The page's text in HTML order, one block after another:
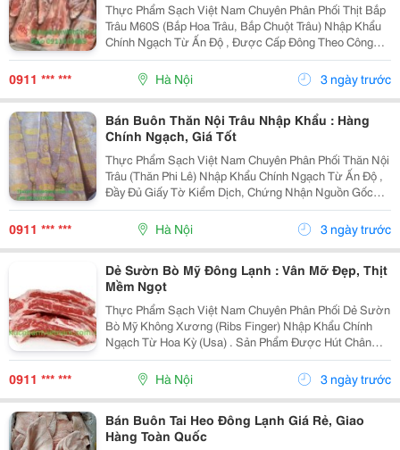
Thực Phẩm Sạch Việt Nam Chuyên Phân Phối Thịt Bắp
Trâu M60S (Bắp Hoa Trâu, Bắp Chuột Trâu) Nhập Khẩu
Chính Ngạch Từ Ấn Độ , Được Cấp Đông Theo Công
Nghệ Hiện Đại Ở -22&Deg;C , Giúp Giữ Nguyên Độ
Tươi Ngon, Màu Sắc Và Giá Trị Dinh Dưỡng. Bắp
0911 *** *** Hà Nội 3 ngày trước
Bán Buôn Thăn Nội Trâu Nhập Khẩu : Hàng
Chính Ngạch, Giá Tốt
Thực Phẩm Sạch Việt Nam Chuyên Phân Phối Thăn Nội
Trâu (Thăn Phi Lê) Nhập Khẩu Chính Ngạch Từ Ấn Độ ,
Đầy Đủ Giấy Tờ Kiểm Dịch, Chứng Nhận Nguồn Gốc
Xuất Xứ Và An Toàn Thực Phẩm. Sản Phẩm Được Cấp
Đông Nhanh Theo Công Nghệ Hiện Đại Ở -18&Deg;C ,
0911 *** *** Hà Nội 3 ngày trước
Dẻ Sườn Bò Mỹ Đông Lạnh : Vân Mỡ Đẹp, Thịt
Mềm Ngọt
Thực Phẩm Sạch Việt Nam Chuyên Phân Phối Dẻ Sườn
Bò Mỹ Không Xương (Ribs Finger) Nhập Khẩu Chính
Ngạch Từ Hoa Kỳ (Usa) . Sản Phẩm Được Hút Chân
Không , Quy Cách 1,5&Ndash;2Kg/Miếng , Cấp Đông
Tiêu Chuẩn -18&Deg;C , Giúp Giữ Trọn Độ Tươi Ngon,
Màu Sắc...
0911 *** *** Hà Nội 3 ngày trước
Bán Buôn Tai Heo Đông Lạnh Giá Rẻ, Giao
Hàng Toàn Quốc